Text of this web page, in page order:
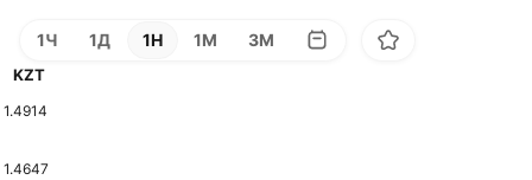
1Ч 1Д 1Н 1М 3М
KZT
1.4914
1.4647